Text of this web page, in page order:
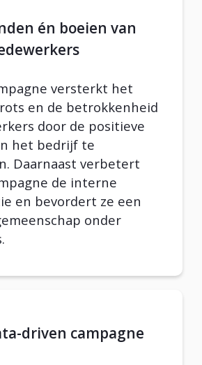
én boeien van
versterkt het
en de betrokkenheid
door de positieve
het bedrijf te
Daarnaast verbetert
de interne
en bevordert ze een
onder
driven campagne